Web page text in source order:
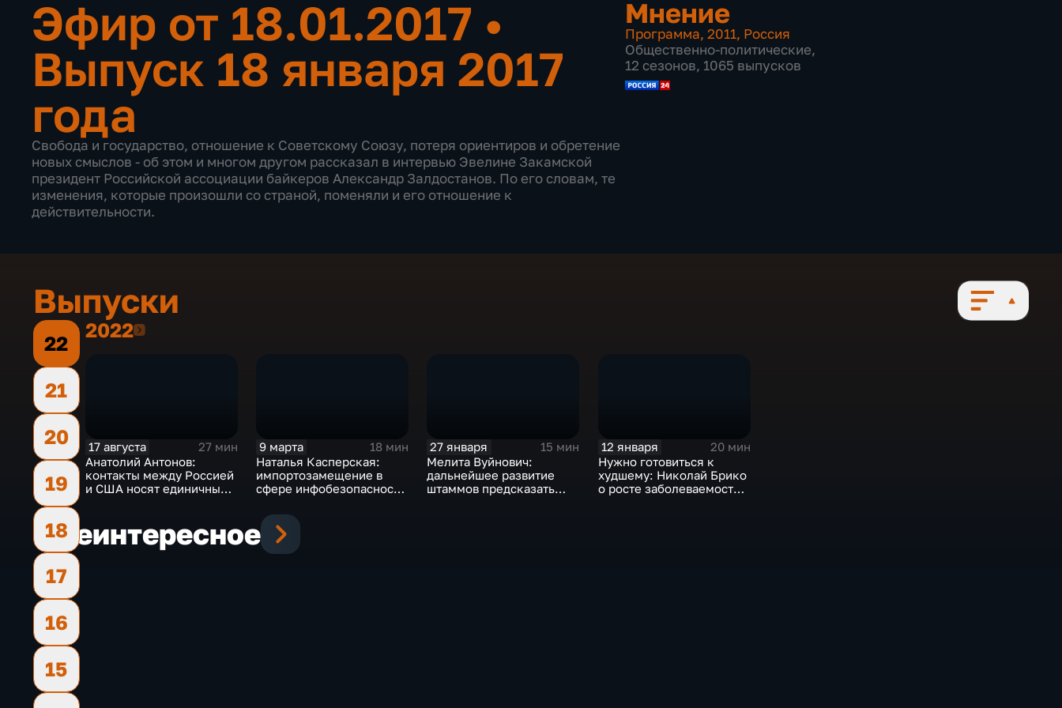
Эфир от 18.01.2017 •
Выпуск 18 января 2017
года
Свобода и государство, отношение к Советскому Союзу, потеря ориентиров и обретение
новых смыслов - об этом и многом другом рассказал в интервью Эвелине Закамской
президент Российской ассоциации байкеров Александр Залдостанов. По его словам, те
изменения, которые произошли со страной, поменяли и его отношение к
действительности.
Мнение
Программа, 2011, Россия
Общественно-политические,
12 сезонов, 1065 выпусков
Выпуски
22
21
20
19
18
17
16
15
20222022
17 августа
27 мин
Анатолий Антонов:
контакты между Россией
и США носят единичный
9 марта
18 мин
Наталья Касперская:
импортозамещение в
сфере инфобезопасности
27 января
15 мин
Мелита Вуйнович:
дальнейшее развитие
штаммов предсказать
12 января
20 мин
Нужно готовиться к
худшему: Николай Брико
о росте заболеваемости
Ещеинтересное